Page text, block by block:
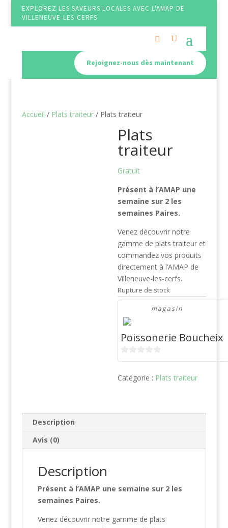
EXPLOREZ LES SAVEURS LOCALES AVEC L'AMAP DE
VILLENEUVE-LES-CERFS
Rejoignez-nous dès maintenant
Accueil / Plats traiteur/ Plats traiteur
Plats
traiteur
Gratuit
Présent à l’AMAP une
semaine sur 2 les
semaines Paires.
Venez découvrir notre
gamme de plats traiteur et
commandez vos produits
directement à l’AMAP de
Villeneuve-les-cerfs.
Rupture de stock
magasin
Poissonerie Boucheix
0
u
Catégorie : Plats traiteur
Description
Avis (0)
Description
Présent à l’AMAP une semaine sur 2 les
semaines Paires.
Venez découvrir notre gamme de plats